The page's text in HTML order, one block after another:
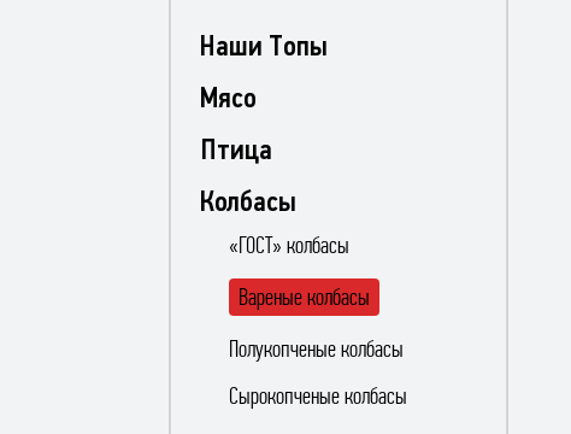
Наши Топы
Мясо
Птица
Колбасы
«ГОСТ» колбасы
Вареные колбасы
Полукопченые колбасы
Сырокопченые колбасы